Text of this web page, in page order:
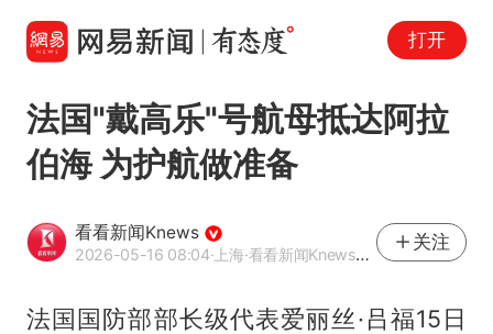
打开
法国"戴高乐"号航母抵达阿拉
伯海 为护航做准备
看看新闻Knews
2026-05-16 08:04·上海·看看新闻Knews官方网易号
关注
法国国防部部长级代表爱丽丝·吕福15日